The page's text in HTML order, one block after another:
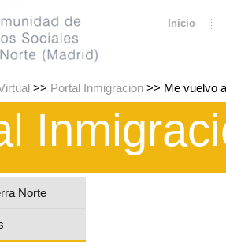
Inicio
>> Portal Inmigracion >> Me vuelvo
Norte